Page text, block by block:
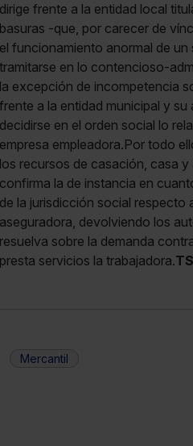
dirige frente a la entidad local
basuras -que, por carecer de
el funcionamiento anormal de
tramitarse en lo contencioso-
la excepción de incompetencia
frente a la entidad municipal y
decidirse en el orden social lo
empresa empleadora.Por todo
los recursos de casación, casa y
confirma la de instancia en
de la jurisdicción social respecto
aseguradora, devolviendo los
resuelva sobre la demanda
presta servicios la trabajadora.
Mercantil